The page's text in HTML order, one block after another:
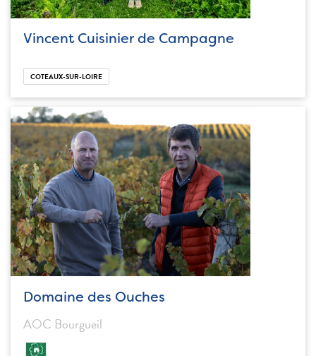
Vincent Cuisinier de Campagne
COTEAUX-SUR-LOIRE
Domaine des Ouches
AOC Bourgueil